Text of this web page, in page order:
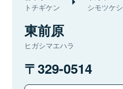
トチギケン シモツケシ
東前原
ヒガシマエハラ
329-0514